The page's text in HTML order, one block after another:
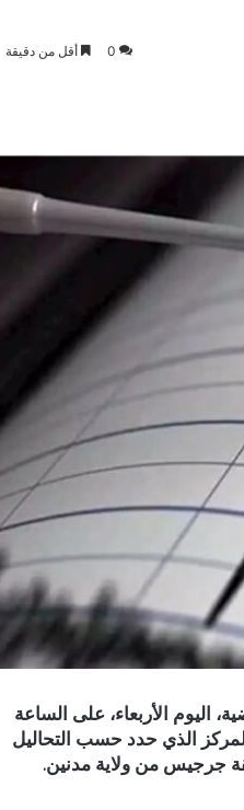
0 أقل من دقيقة
اليوم الأربعاء، على الساعة
درجة على سلم ريشتر بالمركز الذي حدد حسب التحاليل